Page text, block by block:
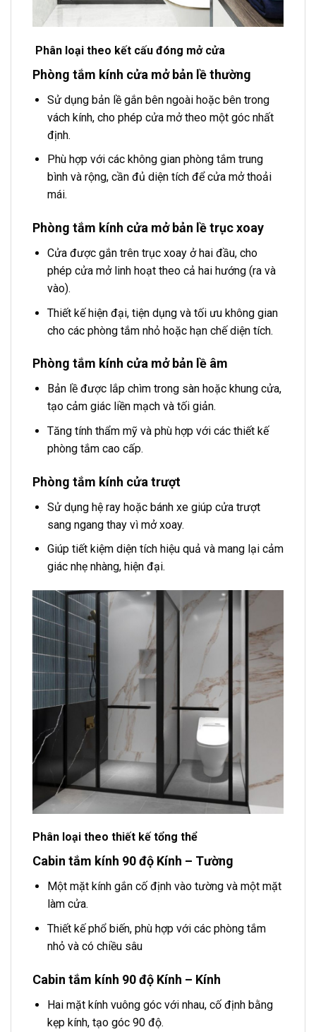
Phân loại theo kết cấu đóng mở cửa
Phòng tắm kính cửa mở bản lề thường
Sử dụng bản lề gắn bên ngoài hoặc bên trong
vách kính, cho phép cửa mở theo một góc nhất
định.
Phù hợp với các không gian phòng tắm trung
bình và rộng, cần đủ diện tích để cửa mở thoải
mái.
Phòng tắm kính cửa mở bản lề trục xoay
Cửa được gắn trên trục xoay ở hai đầu, cho
phép cửa mở linh hoạt theo cả hai hướng (ra và
vào).
Thiết kế hiện đại, tiện dụng và tối ưu không gian
cho các phòng tắm nhỏ hoặc hạn chế diện tích.
Phòng tắm kính cửa mở bản lề âm
Bản lề được lắp chìm trong sàn hoặc khung cửa,
tạo cảm giác liền mạch và tối giản.
Tăng tính thẩm mỹ và phù hợp với các thiết kế
phòng tắm cao cấp.
Phòng tắm kính cửa trượt
Sử dụng hệ ray hoặc bánh xe giúp cửa trượt
sang ngang thay vì mở xoay.
Giúp tiết kiệm diện tích hiệu quả và mang lại cảm
giác nhẹ nhàng, hiện đại.
Phân loại theo thiết kế tổng thể
Cabin tắm kính 90 độ Kính – Tường
Một mặt kính gắn cố định vào tường và một mặt
làm cửa.
Thiết kế phổ biến, phù hợp với các phòng tắm
nhỏ và có chiều sâu
Cabin tắm kính 90 độ Kính – Kính
Hai mặt kính vuông góc với nhau, cố định bằng
kẹp kính, tạo góc 90 độ.